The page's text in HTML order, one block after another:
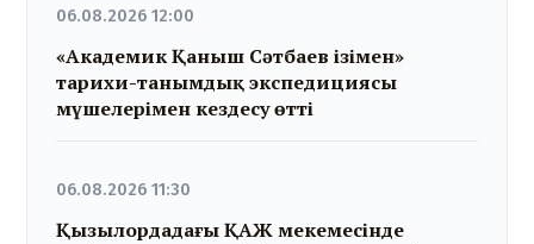
06.08.2026 12:00
«Академик Қаныш Сәтбаев ізімен»
тарихи-танымдық экспедициясы
мүшелерімен кездесу өтті
06.08.2026 11:30
Қызылордадағы ҚАЖ мекемесінде